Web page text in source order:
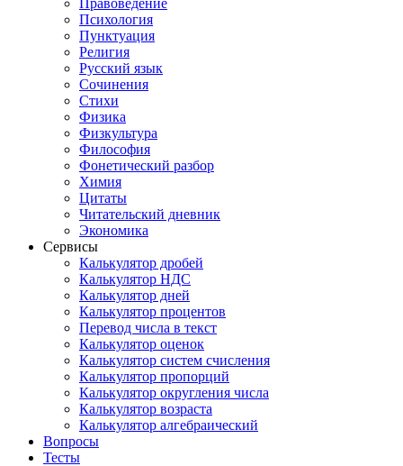
Правоведение
Психология
Пунктуация
Религия
Русский язык
Сочинения
Стихи
Физика
Физкультура
Философия
Фонетический разбор
Химия
Цитаты
Читательский дневник
Экономика
Сервисы
Калькулятор дробей
Калькулятор НДС
Калькулятор дней
Калькулятор процентов
Перевод числа в текст
Калькулятор оценок
Калькулятор систем счисления
Калькулятор пропорций
Калькулятор округления числа
Калькулятор возраста
Калькулятор алгебраический
Вопросы
Тесты